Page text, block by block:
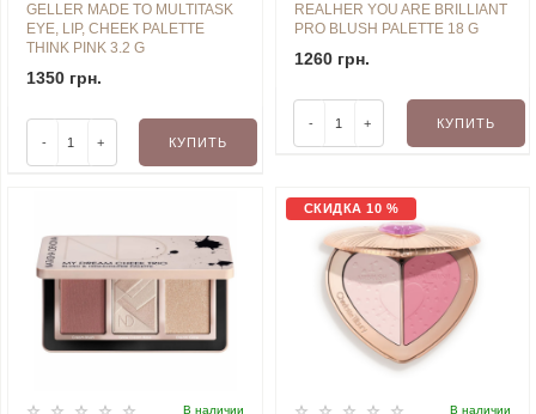
GELLER MADE TO MULTITASK
EYE, LIP, CHEEK PALETTE
THINK PINK 3.2 G
1350 грн.
- + КУПИТЬ
REALHER YOU ARE BRILLIANT
PRO BLUSH PALETTE 18 G
1260 грн.
- + КУПИТЬ
В наличии
СКИДКА 10 %
В наличии